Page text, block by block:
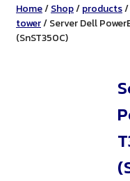
Home/Shop/products/
tower/ Server Dell
(SnST350C)